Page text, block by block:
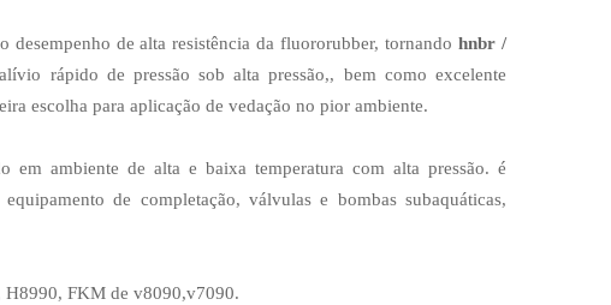
de alta resistência da fluororubber, tornando hnbr /
rápido de pressão sob alta pressão,, bem como excelente
escolha para aplicação de vedação no pior ambiente.
em ambiente de alta e baixa temperatura com alta pressão. é
de completação, válvulas e bombas subaquáticas,
H8990, FKM de v8090,v7090.